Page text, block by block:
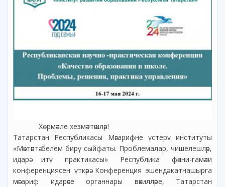
Хөрмәтле хезмәттәшләр!
Татарстан Республикасы Мәгарифне үстерү институты
«Мәктәптә белем бирү сыйфаты. Проблемалар, чишелешләр,
идарә итү практикасы» Республика фәнни-гамәли
конференциясен үткәрә. Конференция эшендә катнашырга
мәгариф идарәсе органнары вәкилләре, Татарстан